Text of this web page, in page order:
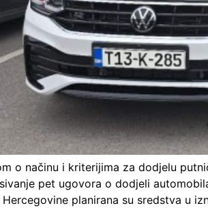
o načinu i kriterijima za dodjelu
pet ugovora o dodjeli
Hercegovine planirana su sredstva u